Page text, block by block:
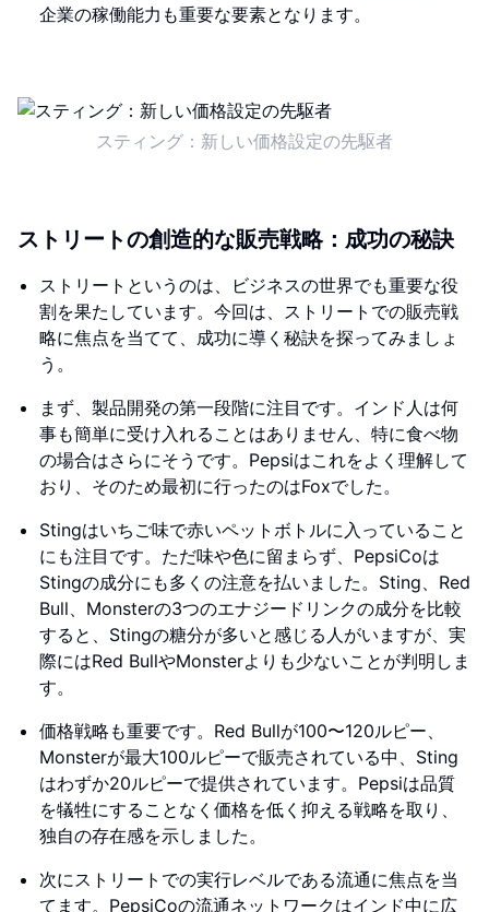
企業の稼働能力も重要な要素となります。
スティング：新しい価格設定の先駆者
ストリートの創造的な販売戦略：成功の秘訣
ストリートというのは、ビジネスの世界でも重要な役
割を果たしています。今回は、ストリートでの販売戦
略に焦点を当てて、成功に導く秘訣を探ってみましょ
う。
まず、製品開発の第一段階に注目です。インド人は何
事も簡単に受け入れることはありません、特に食べ物
の場合はさらにそうです。Pepsiはこれをよく理解して
おり、そのため最初に行ったのはFoxでした。
Stingはいちご味で赤いペットボトルに入っていること
にも注目です。ただ味や色に留まらず、PepsiCoは
Stingの成分にも多くの注意を払いました。Sting、Red
Bull、Monsterの3つのエナジードリンクの成分を比較
すると、Stingの糖分が多いと感じる人がいますが、実
際にはRed BullやMonsterよりも少ないことが判明しま
す。
価格戦略も重要です。Red Bullが100〜120ルピー、
Monsterが最大100ルピーで販売されている中、Sting
はわずか20ルピーで提供されています。Pepsiは品質
を犠牲にすることなく価格を低く抑える戦略を取り、
独自の存在感を示しました。
次にストリートでの実行レベルである流通に焦点を当
てます。PepsiCoの流通ネットワークはインド中に広